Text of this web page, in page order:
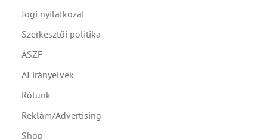
Jogi nyilatkozat
Szerkesztői politika
ÁSZF
AI irányelvek
Rólunk
Reklám/Advertising
Shop